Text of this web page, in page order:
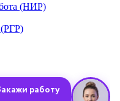
(НИР)
(РГР)